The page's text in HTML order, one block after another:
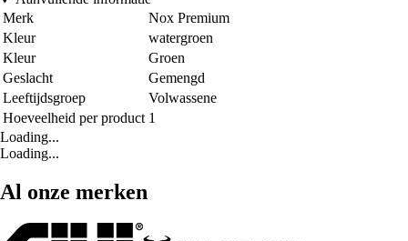
Merk
Nox Premium
Kleur
watergroen
Kleur
Groen
Geslacht
Gemengd
Leeftijdsgroep
Volwassene
Hoeveelheid per product 1
Loading...
Loading...
Al onze merken